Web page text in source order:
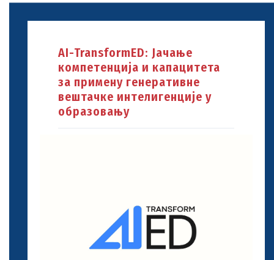
AI-TransformED: Јачање
компетенција и капацитета
за примену генеративне
вештачке интелигенције у
образовању